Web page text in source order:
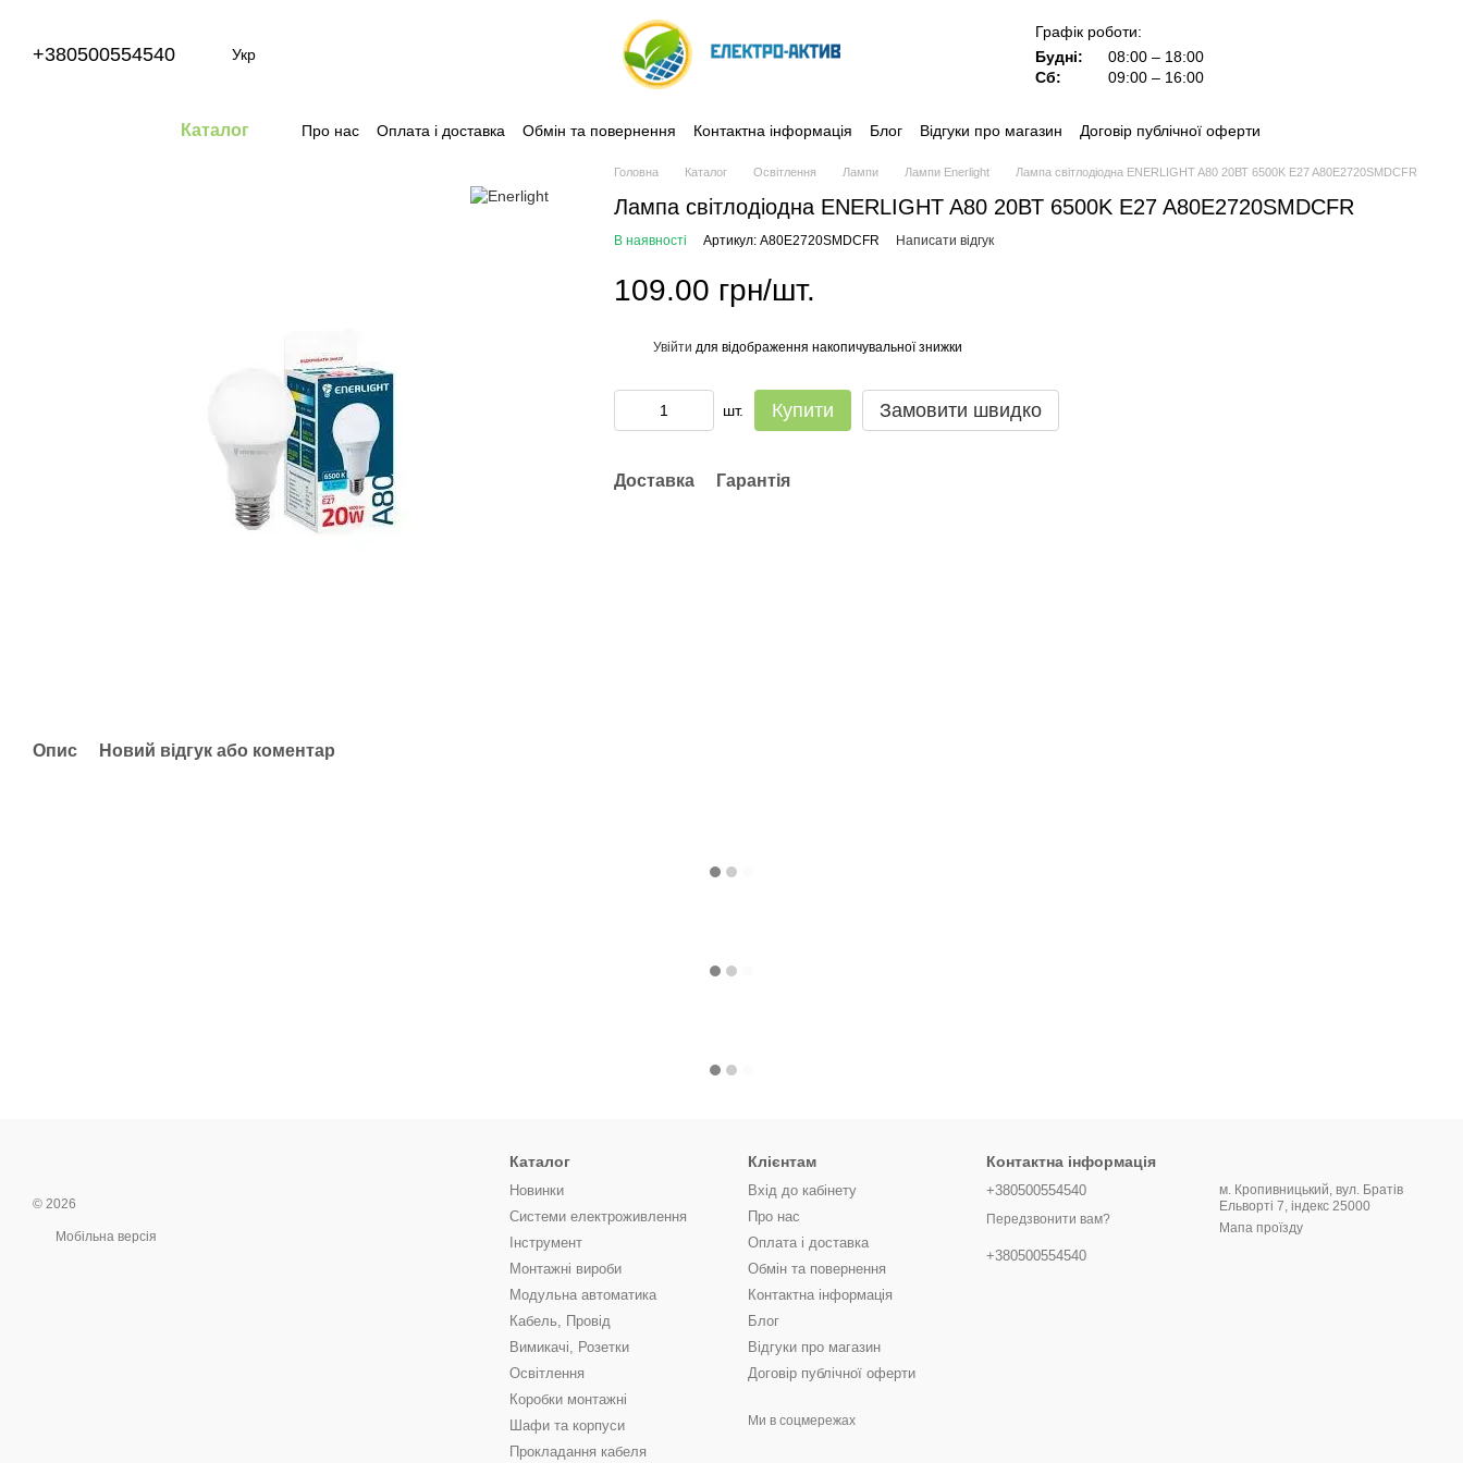
+380500554540 Укр
Графік роботи:
Будні:
08:00 – 18:00
Сб:
09:00 – 16:00
Каталог Про нас Оплата і доставка Обмін та повернення Контактна інформація Блог Відгуки про магазин Договір публічної оферти
Опис Новий відгук або коментар
Головна Каталог Освітлення Лампи Лампи Enerlight Лампа світлодіодна ENERLIGHT A80 20ВТ 6500K E27 A80E2720SMDCFR
Лампа світлодіодна ENERLIGHT A80 20ВТ 6500K E27 A80E2720SMDCFR
В наявності Артикул: A80E2720SMDCFR Написати відгук
109.00 грн/шт.
Увійти для відображення накопичувальної знижки
шт. Купити Замовити швидко
Доставка Гарантія
© 2026
Мобільна версія
Каталог
Новинки
Системи електроживлення
Інструмент
Монтажні вироби
Модульна автоматика
Кабель, Провід
Вимикачі, Розетки
Освітлення
Коробки монтажні
Шафи та корпуси
Прокладання кабеля
Клієнтам
Вхід до кабінету
Про нас
Оплата і доставка
Обмін та повернення
Контактна інформація
Блог
Відгуки про магазин
Договір публічної оферти
Ми в соцмережах
Контактна інформація
+380500554540
Передзвонити вам?
+380500554540
м. Кропивницький, вул. Братів
Ельворті 7, індекс 25000
Мапа проїзду